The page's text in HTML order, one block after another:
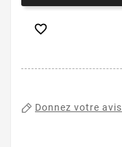

Donnez votre avis